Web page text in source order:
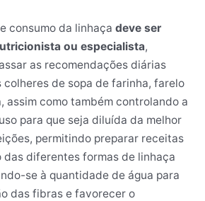
consumo da linhaça deve ser
ou especialista,
as recomendações diárias
de sopa de farinha, farelo
assim como também controlando a
para que seja diluída da melhor
permitindo preparar receitas
das diferentes formas de linhaça
se à quantidade de água para
das fibras e favorecer o